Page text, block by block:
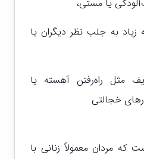
یا مستی،
زیاد به جلب نظر دیگران یا
مثل راه‌رفتن آهسته یا
خجالتی
که مردان معمولاً زنانی با